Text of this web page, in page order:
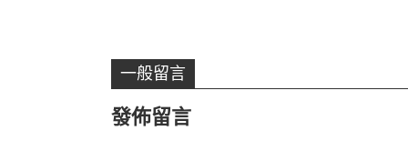
一般留言
發佈留言